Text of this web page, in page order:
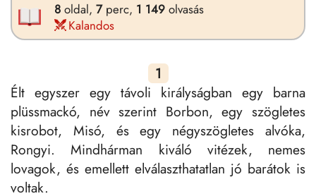
8 oldal, 7perc, 1 149 olvasás
Kalandos
1
Élt egyszer egy távoli királyságban egy barna
plüssmackó, név szerint Borbon, egy szögletes
kisrobot, Misó, és egy négyszögletes alvóka,
Rongyi. Mindhárman kiváló vitézek, nemes
lovagok, és emellett elválaszthatatlan jó barátok is
voltak.